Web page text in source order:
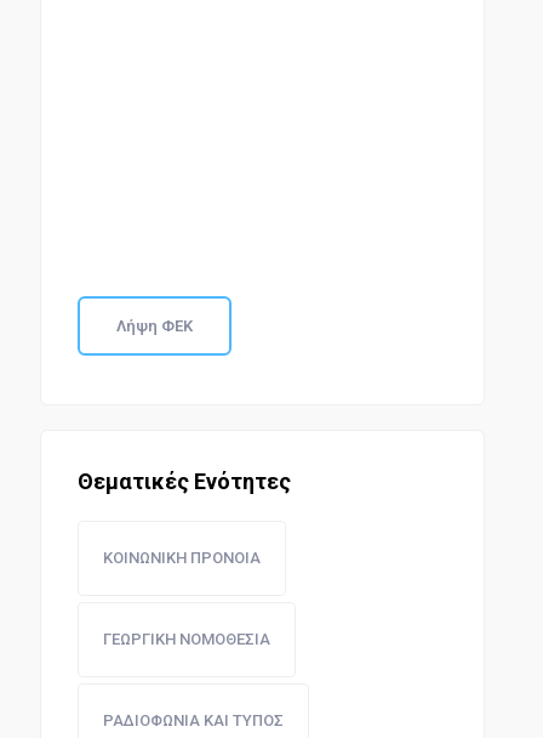
Λήψη ΦΕΚ
Θεματικές Ενότητες
ΚΟΙΝΩΝΙΚΗ ΠΡΟΝΟΙΑ
ΓΕΩΡΓΙΚΗ ΝΟΜΟΘΕΣΙΑ
ΡΑΔΙΟΦΩΝΙΑ ΚΑΙ ΤΥΠΟΣ